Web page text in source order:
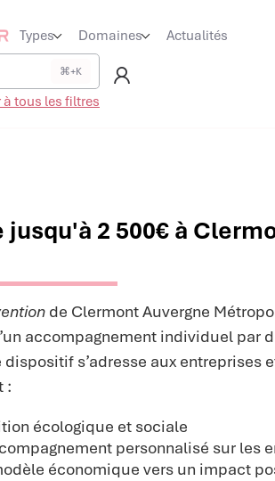
Types Domaines
Actualités
⌘+K
à tous les filtres
jusqu'à 2 500€ à
de Clermont Auvergne
accompagnement individuel par
dispositif s’adresse aux entreprises
:
écologique et sociale
personnalisé sur les
économique vers un impact